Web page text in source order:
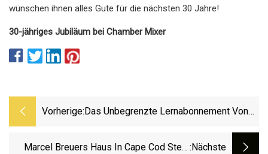
wünschen ihnen alles Gute für die nächsten 30 Jahre!
30-jähriges Jubiläum bei Chamber Mixer
Vorherige: Das Unbegrenzte Lernabonnement Von
Nur 160 US-Dollar (Reg. 749 US-Dollar).
Marcel Breuers Haus In Cape Cod Steht :nächste